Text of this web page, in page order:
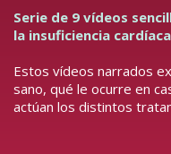
Serie de 9 vídeos
la insuficiencia
Estos vídeos narrados
sano, qué le ocurre en
actúan los distintos